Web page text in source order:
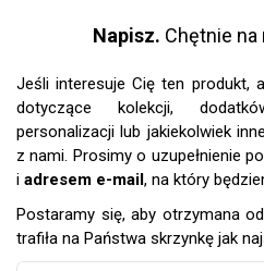
Napisz. Chętnie na
Jeśli interesuje Cię ten produkt,
dotyczące kolekcji,
personalizacji lub jakiekolwiek
z nami. Prosimy o uzupełnienie
i adresem e-mail, na który
Postaramy się, aby otrzymana
trafiła na Państwa skrzynkę jak